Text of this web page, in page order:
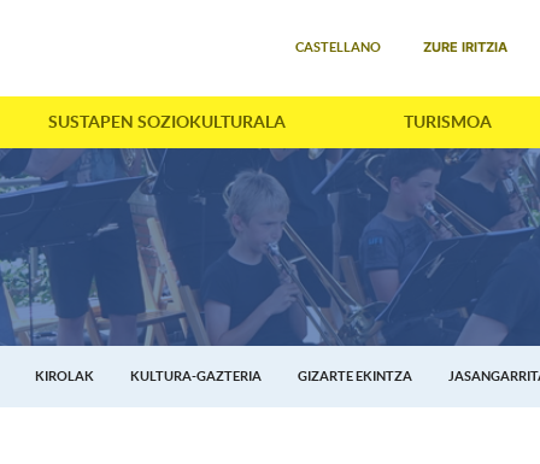
CASTELLANO ZURE IRITZIA
SUSTAPEN SOZIOKULTURALA TURISMOA
KIROLAK KULTURA-GAZTERIA GIZARTE EKINTZA